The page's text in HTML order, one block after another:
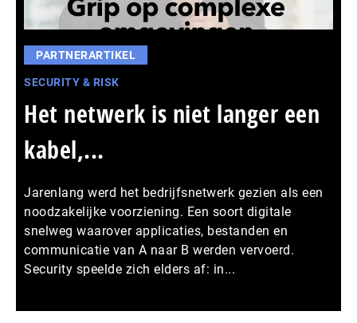
PARTNERARTIKEL
SECURITY & RISK
Het netwerk is niet langer een
kabel,...
Jarenlang werd het bedrijfsnetwerk gezien als een
noodzakelijke voorziening. Een soort digitale
snelweg waarover applicaties, bestanden en
communicatie van A naar B werden vervoerd.
Security speelde zich elders af: in...